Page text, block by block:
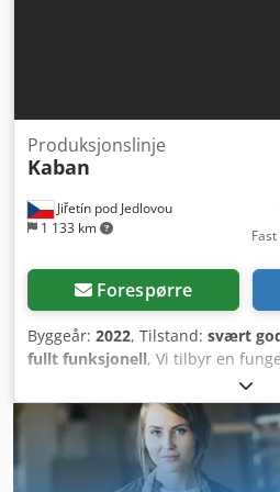
Jiřetín pod Jedlovou
1 133 km
Produksjonslinje
Kaban
Forespørre
Byggeår: 2022, Tilstand: svært
fullt funksjonell, Vi tilbyr en
vedlikeholdt produksjonslinje for
flott mulighet for mellomstore
Produksjonsår 2020–2022. •
skjæring av profiler FA 1082 = 121
rengjøringssenter for hjørner TD